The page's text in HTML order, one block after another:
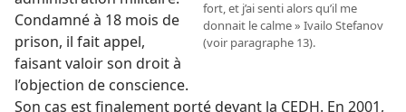
fort, et j’ai senti alors qu’il me
donnait le calme » Ivailo Stefanov
(voir paragraphe 13).
Condamné à 18 mois de
prison, il fait appel,
faisant valoir son droit à
l’objection de conscience.
Son cas est finalement porté devant la CEDH. En 2001,